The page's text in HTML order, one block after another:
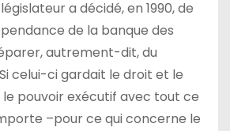
a décidé, en 1990, de
de la banque des
autrement-dit, du
celui-ci gardait le droit et le
le pouvoir exécutif avec tout ce
–pour ce qui concerne le